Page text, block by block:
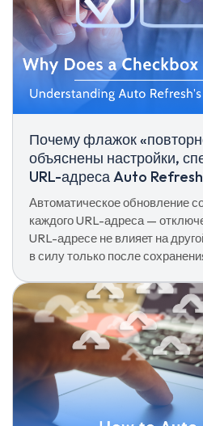
Почему флажок
объяснены настройки,
URL-адреса Auto Refresh
Автоматическое обновление
каждого URL-адреса —
URL-адресе не влияет на
в силу только после